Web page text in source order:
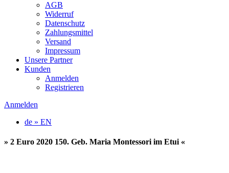
AGB
Widerruf
Datenschutz
Zahlungsmittel
Versand
Impressum
Unsere Partner
Kunden
Anmelden
Registrieren
Anmelden
de » EN
» 2 Euro 2020 150. Geb. Maria Montessori im Etui «